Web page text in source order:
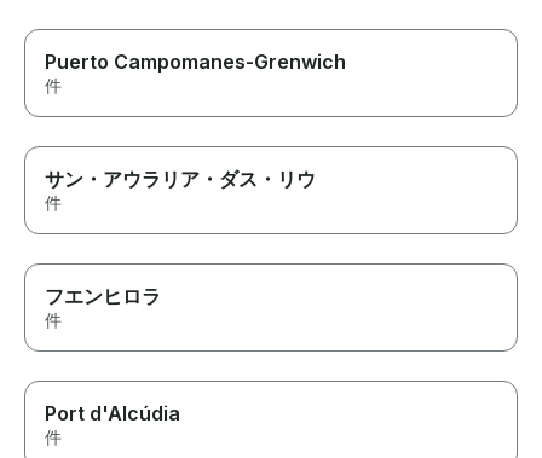
Puerto Campomanes-Grenwich
件
サン・アウラリア・ダス・リウ
件
フエンヒロラ
件
Port d'Alcúdia
件